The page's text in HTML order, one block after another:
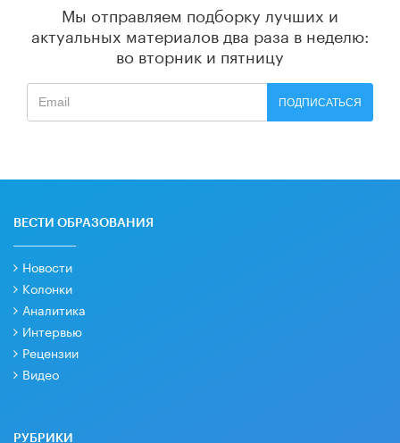
Мы отправляем подборку лучших и
актуальных материалов два раза в неделю:
во вторник и пятницу
ПОДПИСАТЬСЯ
ВЕСТИ ОБРАЗОВАНИЯ
Новости
Колонки
Аналитика
Интервью
Рецензии
Видео
РУБРИКИ